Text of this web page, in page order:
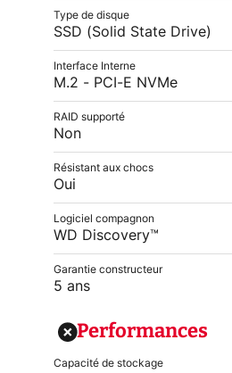
Type de disque
SSD (Solid State Drive)
Interface Interne
M.2 - PCI-E NVMe
RAID supporté
Non
Résistant aux chocs
Oui
Logiciel compagnon
WD Discovery™
Garantie constructeur
5 ans
Performances
Capacité de stockage